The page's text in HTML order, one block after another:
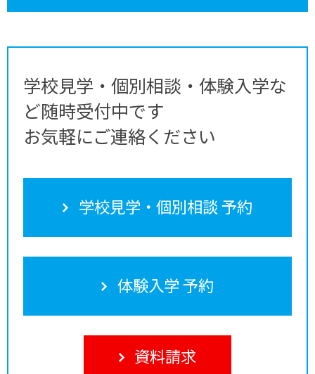
学校見学・個別相談・体験入学な
ど随時受付中です
お気軽にご連絡ください
学校見学・個別相談 予約
体験入学 予約
資料請求